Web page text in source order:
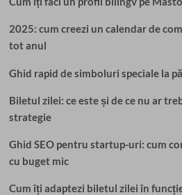
2025: cum creezi un calendar de
tot anul
Ghid rapid de simboluri speciale la
Biletul zilei: ce este și de ce nu ar
strategie
Ghid SEO pentru startup-uri: cum
cu buget mic
Cum îți adaptezi biletul zilei în